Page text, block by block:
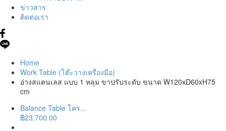
ข่าวสาร
ติดต่อเรา
Home
Work Table (โต๊ะวางเครื่องมือ)
อ่างสแตนเลส แบบ 1 หลุม ขาปรับระดับ ขนาด W120xD60xH75
cm
Balance Table โคร...
฿23,700.00